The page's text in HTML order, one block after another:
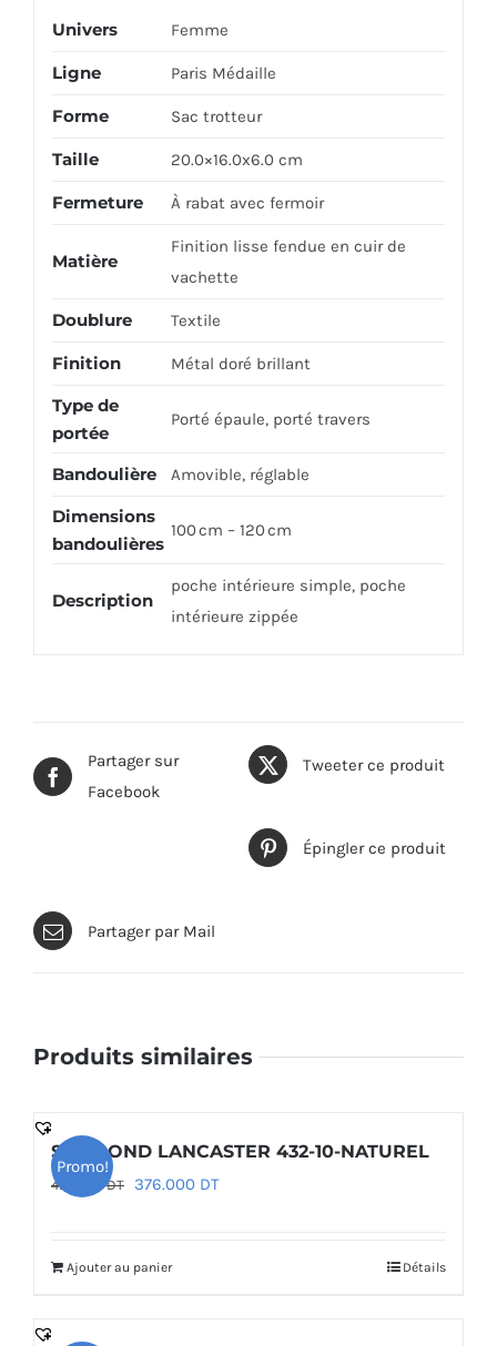
Univers Femme
Ligne Paris Médaille
Forme Sac trotteur
Taille 20.0×16.0x6.0 cm
Fermeture À rabat avec fermoir
Matière
Finition lisse fendue en cuir de
vachette
Doublure Textile
Finition Métal doré brillant
Type de
portée
Porté épaule, porté travers
Bandoulière Amovible, réglable
Dimensions
bandoulières
100 cm – 120 cm
Description
poche intérieure simple, poche
intérieure zippée
Partager sur
Facebook
Tweeter ce produit
Épingler ce produit
Partager par Mail
Produits similaires
Promo!
SAC ROND LANCASTER 432-10-NATUREL
470.000DT Le
était :
376.000 DTLe
Ajouter au panier Détails